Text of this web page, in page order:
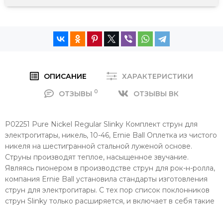
ОПИСАНИЕ
ХАРАКТЕРИСТИКИ
ОТЗЫВЫ 0 ОТЗЫВЫ ВК
P02251 Pure Nickel Regular Slinky Комплект cтрун для
электрогитары, никель, 10-46, Ernie Ball Оплетка из чистого
никеля на шестигранной стальной луженой основе.
Струны производят теплое, насыщенное звучание.
Являясь пионером в производстве струн для рок-н-ролла,
компания Ernie Ball установила стандарты изготовления
струн для электрогитары. С тех пор список поклонников
струн Slinky только расширяется, и включает в себя такие